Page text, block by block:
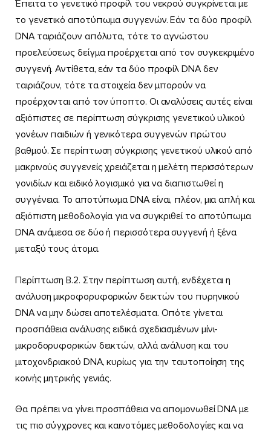
Έπειτα το γενετικό προφίλ του νεκρού συγκρίνεται με
το γενετικό αποτύπωμα συγγενών. Εάν τα δύο προφίλ
DNA ταιριάζουν απόλυτα, τότε το αγνώστου
προελεύσεως δείγμα προέρχεται από τον συγκεκριμένο
συγγενή. Αντίθετα, εάν τα δύο προφίλ DNA δεν
ταιριάζουν, τότε τα στοιχεία δεν μπορούν να
προέρχονται από τον ύποπτο. Οι αναλύσεις αυτές είναι
αξιόπιστες σε περίπτωση σύγκρισης γενετικού υλικού
γονέων παιδιών ή γενικότερα συγγενών πρώτου
βαθμού. Σε περίπτωση σύγκρισης γενετικού υλικού από
μακρινούς συγγενείς χρειάζεται η μελέτη περισσότερων
γονιδίων και ειδικό λογισμικό για να διαπιστωθεί η
συγγένεια. Το αποτύπωμα DNA είναι, πλέον, μια απλή και
αξιόπιστη μεθοδολογία για να συγκριθεί το αποτύπωμα
DNA ανάμεσα σε δύο ή περισσότερα συγγενή ή ξένα
μεταξύ τους άτομα.
Περίπτωση Β.2. Στην περίπτωση αυτή, ενδέχεται η
ανάλυση μικροφορυφορικών δεικτών του πυρηνικού
DNA να μην δώσει αποτελέσματα. Οπότε γίνεται
προσπάθεια ανάλυσης ειδικά σχεδιασμένων μίνι-
μικροδορυφορικών δεικτών, αλλά ανάλυση και του
μιτοχονδριακού DNA, κυρίως για την ταυτοποίηση της
κοινής μητρικής γενιάς.
Θα πρέπει να γίνει προσπάθεια να απομονωθεί DNA με
τις πιο σύγχρονες και καινοτόμες μεθοδολογίες και να